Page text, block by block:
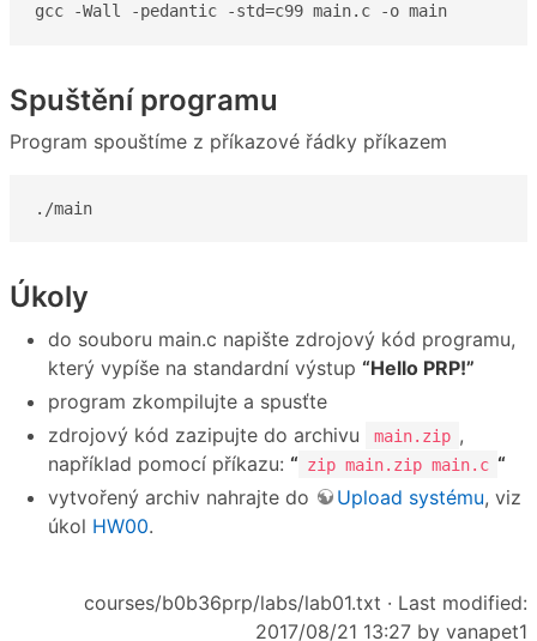
gcc -Wall -pedantic -std=c99 main.c -o main
Spuštění programu
Program spouštíme z příkazové řádky příkazem
./main
Úkoly
do souboru main.c napište zdrojový kód programu,
který vypíše na standardní výstup “Hello PRP!”
program zkompilujte a spusťte
zdrojový kód zazipujte do archivu
main.zip ,
například pomocí příkazu: “ zip main.zip main.c “
vytvořený archiv nahrajte do
Upload systému, viz
úkol HW00.
courses/b0b36prp/labs/lab01.txt · Last modified:
2017/08/21 13:27 by vanapet1